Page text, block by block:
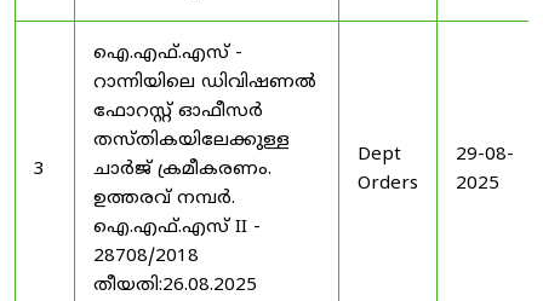
3
ഐ.എഫ്.എസ് -
റാന്നിയിലെ ഡിവിഷണൽ
ഫോറസ്റ്റ് ഓഫീസർ
തസ്തികയിലേക്കുള്ള
ചാർജ് ക്രമീകരണം.
ഉത്തരവ് നമ്പർ.
ഐ.എഫ്.എസ് II -
28708/2018
തീയതി:26.08.2025
Dept
Orders
29-08-
2025